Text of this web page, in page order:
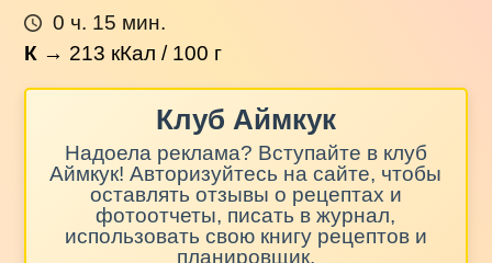
0 ч. 15 мин.
К → 213 кКал / 100 г
Клуб Аймкук
Надоела реклама? Вступайте в клуб
Аймкук! Авторизуйтесь на сайте, чтобы
оставлять отзывы о рецептах и
фотоотчеты, писать в журнал,
использовать свою книгу рецептов и
планировщик.